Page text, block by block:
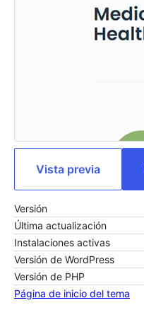
Vista previa
Versión
Última actualización
Instalaciones activas
Versión de WordPress
Versión de PHP
Página de inicio del tema